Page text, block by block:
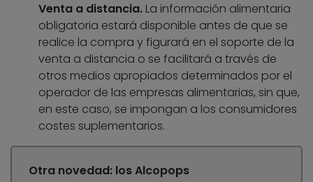
Venta a distancia. La información alimentaria
obligatoria estará disponible antes de que se
realice la compra y figurará en el soporte de la
venta a distancia o se facilitará a través de
otros medios apropiados determinados por el
operador de las empresas alimentarias, sin que,
en este caso, se impongan a los consumidores
costes suplementarios.
Otra novedad: los Alcopops